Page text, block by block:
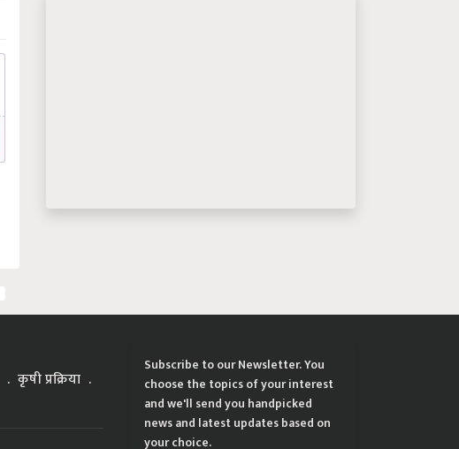
कृषी प्रक्रिया
Subscribe to our Newsletter. You
choose the topics of your interest
and we'll send you handpicked
news and latest updates based on
your choice.